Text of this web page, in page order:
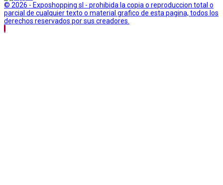
© 2026 - Exposhopping sl - prohibida la copia o reproduccion total o
parcial de cualquier texto o material grafico de esta pagina, todos los
derechos reservados por sus creadores.